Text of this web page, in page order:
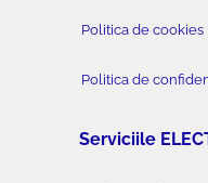
Politica de cookies
Politica de
Serviciile